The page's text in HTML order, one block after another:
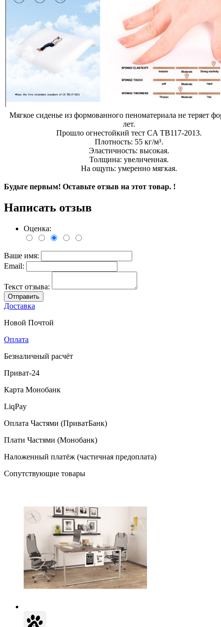
Мягкое сиденье из формованного пеноматериала не теряет
лет.
Прошло огнестойкий тест CA TB117-2013.
Плотность: 55 кг/м³.
Эластичность: высокая.
Толщина: увеличенная.
На ощупь: умеренно мягкая.
Будьте первым! Оставьте отзыв на этот товар. !
Написать отзыв
Оценка:
Ваше имя:
Email:
Текст отзыва:
Отправить
Доставка
Новой Почтой
Оплата
Безналичный расчёт
Приват-24
Карта Монобанк
LiqPay
Оплата Частями (ПриватБанк)
Плати Частями (Монобанк)
Наложенный платёж (частичная предоплата)
Сопутствующие товары